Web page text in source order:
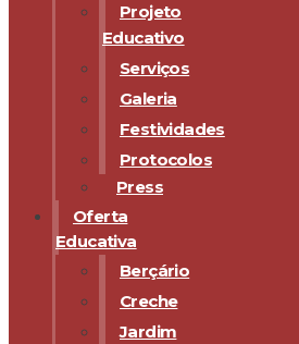
Projeto
Educativo
Serviços
Galeria
Festividades
Protocolos
Press
Oferta
Educativa
Berçário
Creche
Jardim